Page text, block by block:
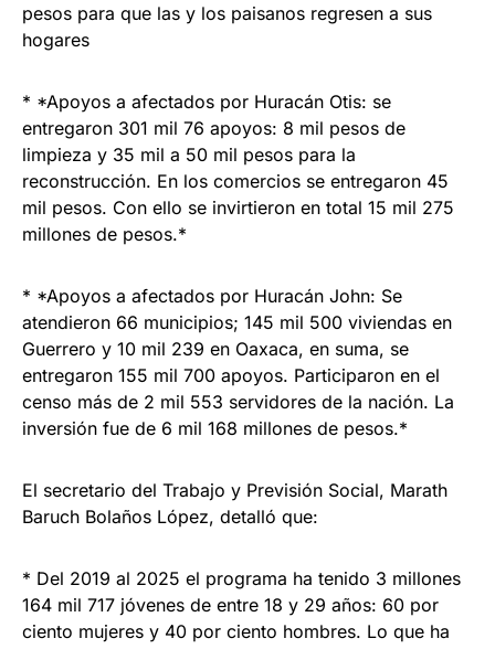
pesos para que las y los paisanos regresen a sus
hogares
* *Apoyos a afectados por Huracán Otis: se
entregaron 301 mil 76 apoyos: 8 mil pesos de
limpieza y 35 mil a 50 mil pesos para la
reconstrucción. En los comercios se entregaron 45
mil pesos. Con ello se invirtieron en total 15 mil 275
millones de pesos.*
* *Apoyos a afectados por Huracán John: Se
atendieron 66 municipios; 145 mil 500 viviendas en
Guerrero y 10 mil 239 en Oaxaca, en suma, se
entregaron 155 mil 700 apoyos. Participaron en el
censo más de 2 mil 553 servidores de la nación. La
inversión fue de 6 mil 168 millones de pesos.*
El secretario del Trabajo y Previsión Social, Marath
Baruch Bolaños López, detalló que:
* Del 2019 al 2025 el programa ha tenido 3 millones
164 mil 717 jóvenes de entre 18 y 29 años: 60 por
ciento mujeres y 40 por ciento hombres. Lo que ha